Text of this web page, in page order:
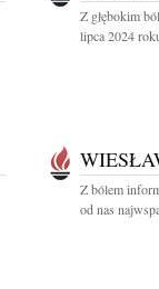
Z głębokim
lipca 2024
Z bólem
od nas